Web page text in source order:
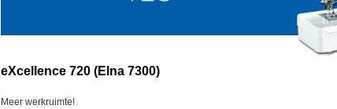
eXcellence 720 (Elna 7300)
Meer werkruimte!